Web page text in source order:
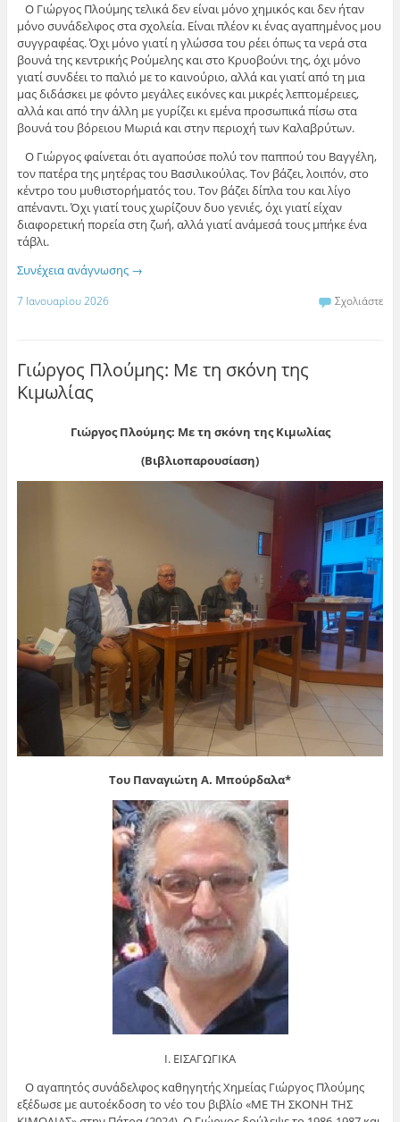
Ο Γιώργος Πλούμης τελικά δεν είναι μόνο χημικός και δεν ήταν
μόνο συνάδελφος στα σχολεία. Είναι πλέον κι ένας αγαπημένος μου
συγγραφέας. Όχι μόνο γιατί η γλώσσα του ρέει όπως τα νερά στα
βουνά της κεντρικής Ρούμελης και στο Κρυοβούνι της, όχι μόνο
γιατί συνδέει το παλιό με το καινούριο, αλλά και γιατί από τη μια
μας διδάσκει με φόντο μεγάλες εικόνες και μικρές λεπτομέρειες,
αλλά και από την άλλη με γυρίζει κι εμένα προσωπικά πίσω στα
βουνά του βόρειου Μωριά και στην περιοχή των Καλαβρύτων.
Ο Γιώργος φαίνεται ότι αγαπούσε πολύ τον παππού του Βαγγέλη,
τον πατέρα της μητέρας του Βασιλικούλας. Τον βάζει, λοιπόν, στο
κέντρο του μυθιστορήματός του. Τον βάζει δίπλα του και λίγο
απέναντι. Όχι γιατί τους χωρίζουν δυο γενιές, όχι γιατί είχαν
διαφορετική πορεία στη ζωή, αλλά γιατί ανάμεσά τους μπήκε ένα
τάβλι.
Συνέχεια ανάγνωσης →
7 Ιανουαρίου 2026 Σχολιάστε
Γιώργος Πλούμης: Με τη σκόνη της
Κιμωλίας
Γιώργος Πλούμης: Με τη σκόνη της Κιμωλίας
(Βιβλιοπαρουσίαση)
Του Παναγιώτη Α. Μπούρδαλα*
Ι. ΕΙΣΑΓΩΓΙΚΑ
Ο αγαπητός συνάδελφος καθηγητής Χημείας Γιώργος Πλούμης
εξέδωσε με αυτοέκδοση το νέο του βιβλίο «ΜΕ ΤΗ ΣΚΟΝΗ ΤΗΣ